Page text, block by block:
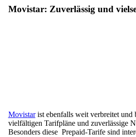
Movistar: Zuverlässig und
Movistarist ebenfalls weit verbreitet und
vielfältigen Tarifpläne und zuverlässige
Besonders diese Prepaid-Tarife sind